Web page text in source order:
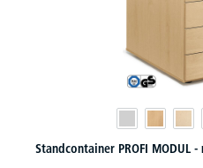
Standcontainer PROFI